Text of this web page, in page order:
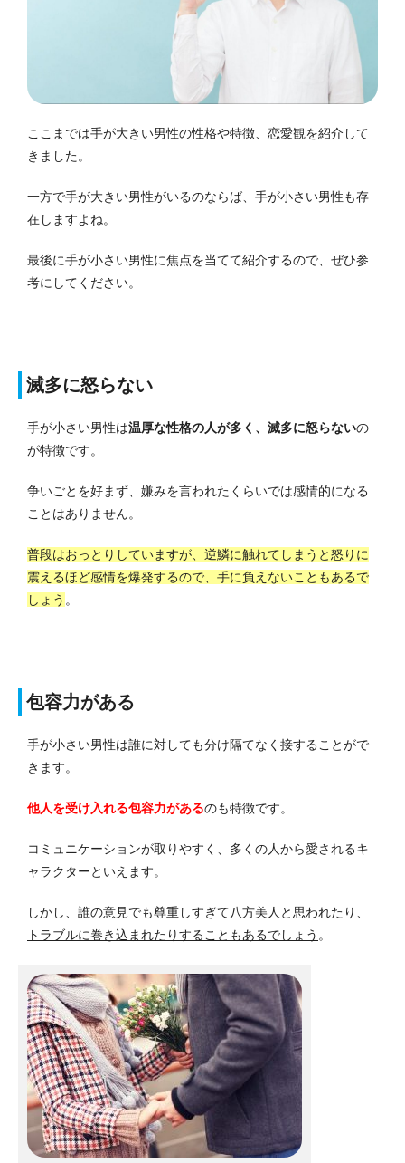
ここまでは手が大きい男性の性格や特徴、恋愛観を紹介して
きました。
一方で手が大きい男性がいるのならば、手が小さい男性も存
在しますよね。
最後に手が小さい男性に焦点を当てて紹介するので、ぜひ参
考にしてください。
滅多に怒らない
手が小さい男性は温厚な性格の人が多く、滅多に怒らないの
が特徴です。
争いごとを好まず、嫌みを言われたくらいでは感情的になる
ことはありません。
普段はおっとりしていますが、逆鱗に触れてしまうと怒りに
震えるほど感情を爆発するので、手に負えないこともあるで
しょう 。
包容力がある
手が小さい男性は誰に対しても分け隔てなく接することがで
きます。
他人を受け入れる包容力があるのも特徴です。
コミュニケーションが取りやすく、多くの人から愛されるキ
ャラクターといえます。
しかし、 誰の意見でも尊重しすぎて八方美人と思われたり、
トラブルに巻き込まれたりすることもあるでしょう 。